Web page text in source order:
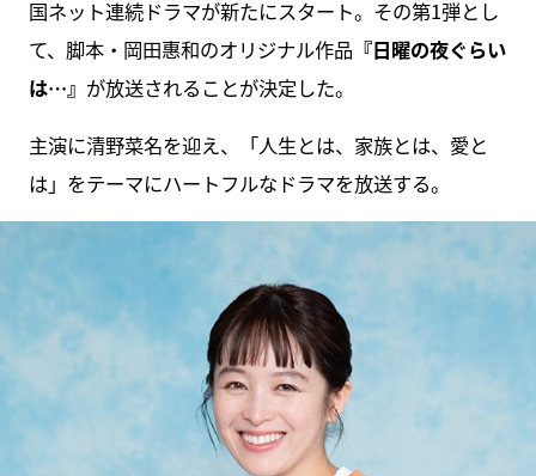
国ネット連続ドラマが新たにスタート。その第1弾とし
て、脚本・岡田惠和のオリジナル作品 『日曜の夜ぐらい
は…』 が放送されることが決定した。
主演に清野菜名を迎え、「人生とは、家族とは、愛と
は」をテーマにハートフルなドラマを放送する。